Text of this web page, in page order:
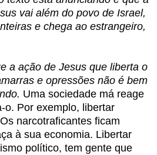
vai além do povo de Israel,
e chega ao estrangeiro,
a ação de Jesus que liberta o
e opressões não é bem
Uma sociedade má reage
o. Por exemplo, libertar
narcotraficantes ficam
à sua economia. Libertar
político, tem gente que